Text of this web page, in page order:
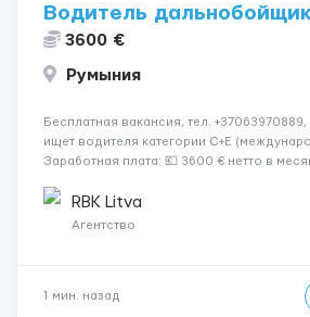
Водитель
3600 €
Румыния
Бесплатная вакансия, тел.
ищет водителя категории C+E
Заработная плата: 💶 3600 € нетто в
рефрижераторах. В среднем 400–500 км в
разгрузки...
RBK Litva
Агентство
1 мин. назад